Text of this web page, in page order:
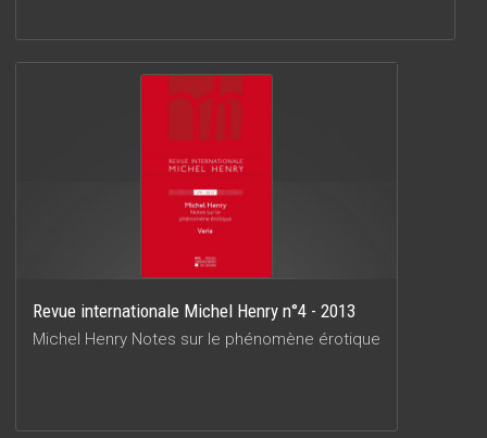
Revue internationale Michel Henry n°4 - 2013
Michel Henry Notes sur le phénomène érotique